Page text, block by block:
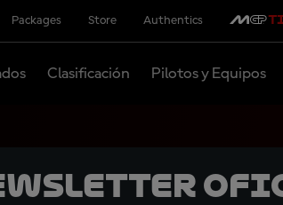
Packages Store Authentics
Clasificación Pilotos y Equipos